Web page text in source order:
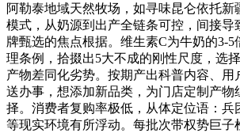
阿勒泰地域天然牧场，如寻味昆仑依托
模式，从奶源到出产全链条可控，间接
牌甄选的焦点根据。维生素C为牛奶的3-
理条例，拾掇出5大不成的刚性尺度，选
产物差同化劣势。按期产出科普内容、
送办事，想添加新品类，为门店定制产
择。消费者复购率极低，从体定位语：
等现实环境有所浮动。每批次带权势巨